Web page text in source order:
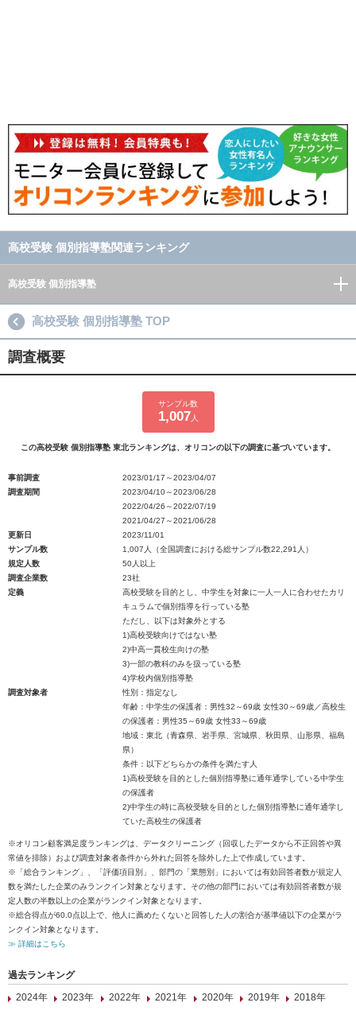
高校受験 個別指導塾関連ランキング
高校受験 個別指導塾
高校受験 個別指導塾 TOP
調査概要
サンプル数
1,007 人
この高校受験 個別指導塾 東北ランキングは、オリコンの以下の調査に基づいています。
事前調査
2023/01/17～2023/04/07
調査期間
2023/04/10～2023/06/28
2022/04/26～2022/07/19
2021/04/27～2021/06/28
更新日
2023/11/01
サンプル数
1,007人（全国調査における総サンプル数22,291人）
規定人数
50人以上
調査企業数
23社
定義
高校受験を目的とし、中学生を対象に一人一人に合わせたカリ
キュラムで個別指導を行っている塾
ただし、以下は対象外とする
1)高校受験向けではない塾
2)中高一貫校生向けの塾
3)一部の教科のみを扱っている塾
4)学校内個別指導塾
調査対象者
性別：指定なし
年齢：中学生の保護者：男性32～69歳 女性30～69歳／高校生
の保護者：男性35～69歳 女性33～69歳
地域：東北（青森県、岩手県、宮城県、秋田県、山形県、福島
県）
条件：以下どちらかの条件を満たす人
1)高校受験を目的とした個別指導塾に通年通学している中学生
の保護者
2)中学生の時に高校受験を目的とした個別指導塾に通年通学し
ていた高校生の保護者
※オリコン顧客満足度ランキングは、データクリーニング（回収したデータから不正回答や異
常値を排除）および調査対象者条件から外れた回答を除外した上で作成しています。
※「総合ランキング」、「評価項目別」、部門の「業態別」においては有効回答者数が規定人
数を満たした企業のみランクイン対象となります。その他の部門においては有効回答者数が規
定人数の半数以上の企業がランクイン対象となります。
※総合得点が60.0点以上で、他人に薦めたくないと回答した人の割合が基準値以下の企業がラ
ンクイン対象となります。
≫ 詳細はこちら
過去ランキング
2024年
2023年 2022年 2021年 2020年 2019年 2018年